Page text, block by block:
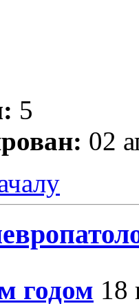
5
02
годом 18